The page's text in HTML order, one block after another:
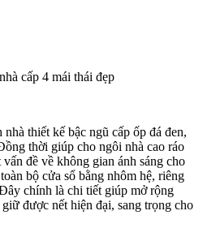
cấp 4 mái thái đẹp
thiết kế bậc ngũ cấp ốp đá đen,
thời giúp cho ngôi nhà cao ráo
đề về không gian ánh sáng cho
bộ cửa sổ bằng nhôm hệ, riêng
chính là chi tiết giúp mở rộng
được nết hiện đại, sang trọng cho